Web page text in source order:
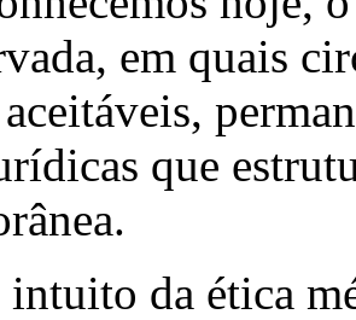
em quais
que
intuito da ética